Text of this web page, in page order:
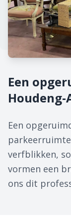
Een
Een
verfblikken,
vormen een
ons dit